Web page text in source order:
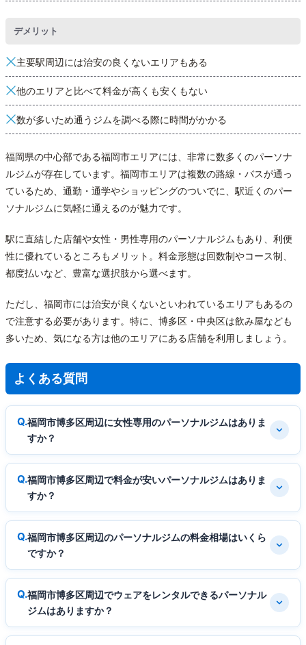
デメリット
主要駅周辺には治安の良くないエリアもある
他のエリアと比べて料金が高くも安くもない
数が多いため通うジムを調べる際に時間がかかる
福岡県の中心部である福岡市エリアには、非常に数多くのパーソナ
ルジムが存在しています。福岡市エリアは複数の路線・バスが通っ
ているため、通勤・通学やショッピングのついでに、駅近くのパー
ソナルジムに気軽に通えるのが魅力です。
駅に直結した店舗や女性・男性専用のパーソナルジムもあり、利便
性に優れているところもメリット。料金形態は回数制やコース制、
都度払いなど、豊富な選択肢から選べます。
ただし、福岡市には治安が良くないといわれているエリアもあるの
で注意する必要があります。特に、博多区・中央区は飲み屋なども
多いため、気になる方は他のエリアにある店舗を利用しましょう。
よくある質問
福岡市博多区周辺に女性専用のパーソナルジムはありま
すか？
福岡市博多区周辺で料金が安いパーソナルジムはありま
すか？
福岡市博多区周辺のパーソナルジムの料金相場はいくら
ですか？
福岡市博多区周辺でウェアをレンタルできるパーソナル
ジムはありますか？